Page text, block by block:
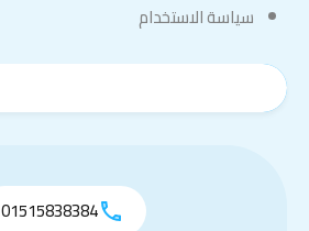
سياسة الاستخدام
01515838384